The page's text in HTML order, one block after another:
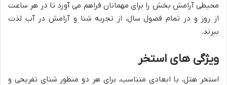
محیطی آرامش بخش را برای مهمانان فراهم می آورد تا در هر ساعت
از روز و در تمام فصول سال، از تجربه شنا و آرامش در آب لذت
ببرند.
ویژگی های استخر
استخر هتل، با ابعادی متناسب، برای هر دو منظور شنای تفریحی و